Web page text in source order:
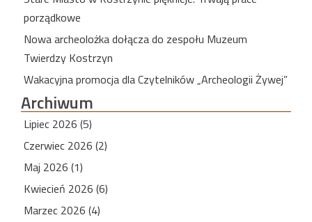
porządkowe
Nowa archeolożka dołącza do zespołu Muzeum
Twierdzy Kostrzyn
Wakacyjna promocja dla Czytelników „Archeologii Żywej”
Archiwum
Lipiec 2026 (5)
Czerwiec 2026 (2)
Maj 2026 (1)
Kwiecień 2026 (6)
Marzec 2026 (4)